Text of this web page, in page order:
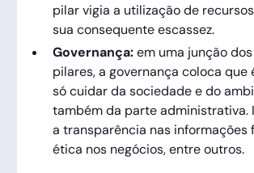
pilar vigia a utilização de
sua consequente escassez.
Governança:em uma junção
pilares, a governança coloca que
só cuidar da sociedade e do
também da parte administrativa.
a transparência nas informações
ética nos negócios, entre outros.